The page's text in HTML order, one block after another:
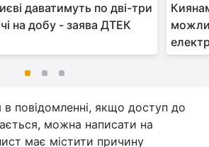
даватимуть по дві-три
на добу - заява ДТЕК
в повідомленні, якщо доступ до
можна написати на
має містити причину